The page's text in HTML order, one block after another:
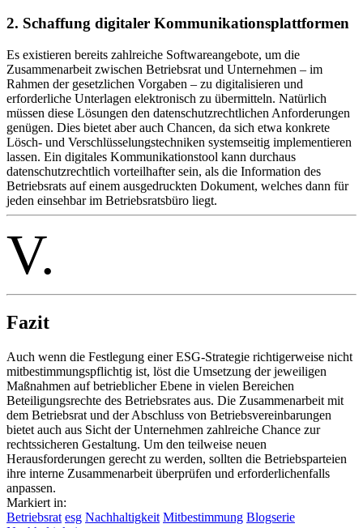
2. Schaffung digitaler Kommunikationsplattformen
Es existieren bereits zahlreiche Softwareangebote, um die
Zusammenarbeit zwischen Betriebsrat und Unternehmen – im
Rahmen der gesetzlichen Vorgaben – zu digitalisieren und
erforderliche Unterlagen elektronisch zu übermitteln. Natürlich
müssen diese Lösungen den datenschutzrechtlichen Anforderungen
genügen. Dies bietet aber auch Chancen, da sich etwa konkrete
Lösch- und Verschlüsselungstechniken systemseitig implementieren
lassen. Ein digitales Kommunikationstool kann durchaus
datenschutzrechtlich vorteilhafter sein, als die Information des
Betriebsrats auf einem ausgedruckten Dokument, welches dann für
jeden einsehbar im Betriebsratsbüro liegt.
V.
Fazit
Auch wenn die Festlegung einer ESG-Strategie richtigerweise nicht
mitbestimmungspflichtig ist, löst die Umsetzung der jeweiligen
Maßnahmen auf betrieblicher Ebene in vielen Bereichen
Beteiligungsrechte des Betriebsrates aus. Die Zusammenarbeit mit
dem Betriebsrat und der Abschluss von Betriebsvereinbarungen
bietet auch aus Sicht der Unternehmen zahlreiche Chance zur
rechtssicheren Gestaltung. Um den teilweise neuen
Herausforderungen gerecht zu werden, sollten die Betriebsparteien
ihre interne Zusammenarbeit überprüfen und erforderlichenfalls
anpassen.
Markiert in:
Betriebsrat esg Nachhaltigkeit Mitbestimmung Blogserie